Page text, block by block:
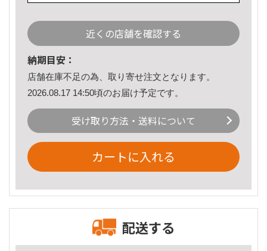
近くの店舗を確認する
納期目安：
店舗在庫不足の為、取り寄せ注文となります。
2026.08.17 14:50頃のお届け予定です。
受け取り方法・送料について
カートに入れる
配送する